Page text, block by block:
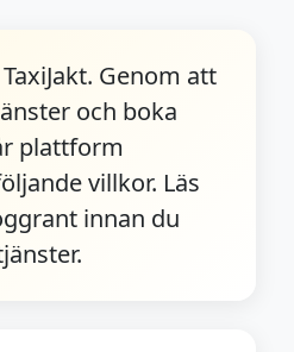
Genom att
och boka
plattform
villkor. Läs
innan du